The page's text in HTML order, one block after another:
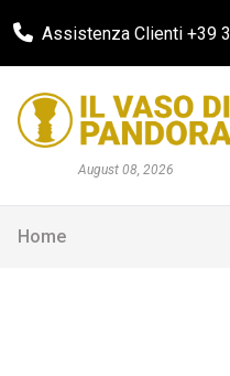
Assistenza Clienti +39
August 08, 2026
Home